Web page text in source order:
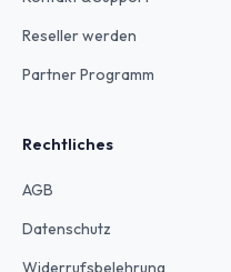
Reseller werden
Partner Programm
Rechtliches
AGB
Datenschutz
Widerrufsbelehrung